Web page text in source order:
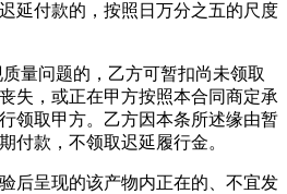
延付款的，按照日万分之五的尺度
问题的，乙方可暂扣尚未领取
失，或正在甲方按照本合同商定承
领取甲方。乙方因本条所述缘由暂
付款，不领取迟延履行金。
呈现的该产物内正在的、不宜发